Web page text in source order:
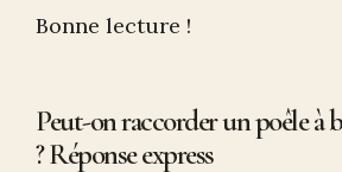
Bonne lecture !
Peut-on raccorder un poêle à
? Réponse express